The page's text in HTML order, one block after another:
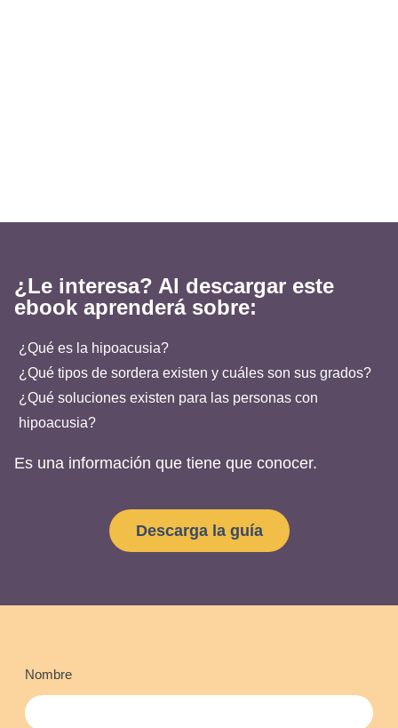
¿Le interesa? Al descargar este
ebook aprenderá sobre:
¿Qué es la hipoacusia?
¿Qué tipos de sordera existen y cuáles son sus grados?
¿Qué soluciones existen para las personas con
hipoacusia?
Es una información que tiene que conocer.
Descarga la guía
Nombre